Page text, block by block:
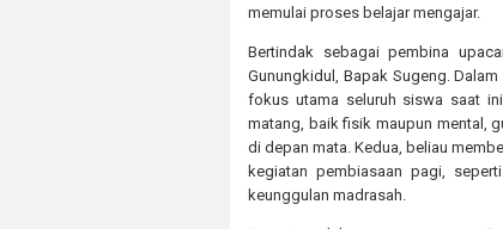
memulai proses belajar mengajar.
Bertindak sebagai pembina
Gunungkidul, Bapak Sugeng.
fokus utama seluruh siswa saat
matang, baik fisik maupun mental,
di depan mata. Kedua, beliau
kegiatan pembiasaan pagi,
keunggulan madrasah.